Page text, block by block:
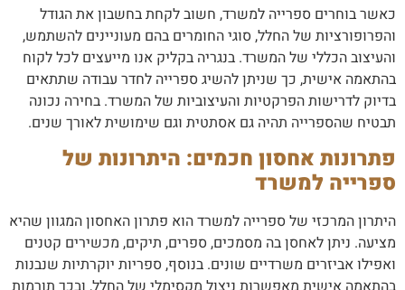
כאשר בוחרים ספרייה למשרד, חשוב לקחת בחשבון את הגודל
והפרופורציות של החלל, סוגי החומרים בהם מעוניינים להשתמש,
והעיצוב הכללי של המשרד. בנגריה בקליק אנו מייעצים לכל לקוח
בהתאמה אישית, כך שניתן להשיג ספרייה לחדר עבודה שתתאים
בדיוק לדרישות הפרקטיות והעיצוביות של המשרד. בחירה נכונה
תבטיח שהספרייה תהיה גם אסתטית וגם שימושית לאורך שנים.
פתרונות אחסון חכמים: היתרונות של
ספרייה למשרד
היתרון המרכזי של ספרייה למשרד הוא פתרון האחסון המגוון שהיא
מציעה. ניתן לאחסן בה מסמכים, ספרים, תיקים, מכשירים קטנים
ואפילו אביזרים משרדיים שונים. בנוסף, ספריות יוקרתיות שנבנות